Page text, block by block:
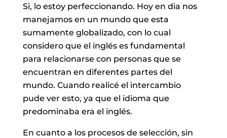
Si, lo estoy perfeccionando. Hoy en dia nos
manejamos en un mundo que esta
sumamente globalizado, con lo cual
considero que el inglés es fundamental
para relacionarse con personas que se
encuentran en diferentes partes del
mundo. Cuando realicé el intercambio
pude ver esto, ya que el idioma que
predominaba era el inglés.
En cuanto a los procesos de selección, sin